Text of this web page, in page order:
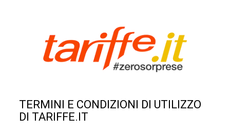
TERMINI E CONDIZIONI DI UTILIZZO
DI TARIFFE.IT